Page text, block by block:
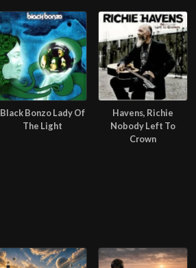
Black Bonzo Lady Of
The Light
Havens, Richie
Nobody Left To
Crown